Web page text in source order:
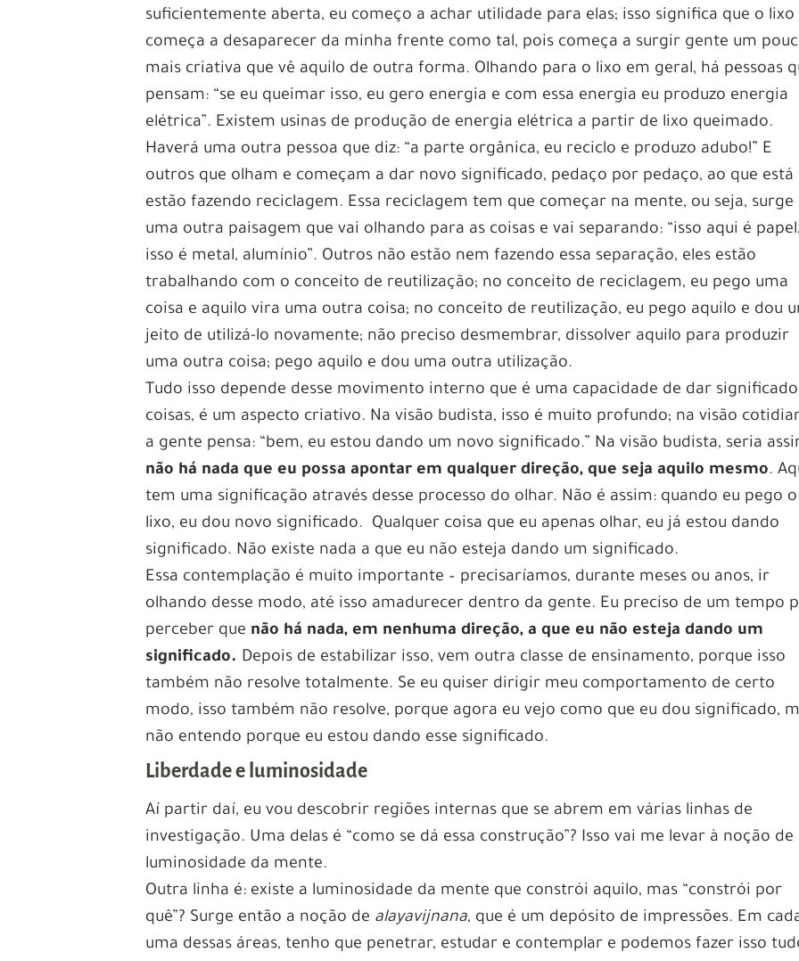
suficientemente aberta, eu começo a achar utilidade para elas; isso significa que o lixo
começa a desaparecer da minha frente como tal, pois começa a surgir gente um
mais criativa que vê aquilo de outra forma. Olhando para o lixo em geral, há pessoas
pensam: “se eu queimar isso, eu gero energia e com essa energia eu produzo energia
elétrica”. Existem usinas de produção de energia elétrica a partir de lixo queimado.
Haverá uma outra pessoa que diz: “a parte orgânica, eu reciclo e produzo adubo!” E
outros que olham e começam a dar novo significado, pedaço por pedaço, ao que está
estão fazendo reciclagem. Essa reciclagem tem que começar na mente, ou seja, surge
uma outra paisagem que vai olhando para as coisas e vai separando: “isso aqui é papel,
isso é metal, alumínio”. Outros não estão nem fazendo essa separação, eles estão
trabalhando com o conceito de reutilização; no conceito de reciclagem, eu pego uma
coisa e aquilo vira uma outra coisa; no conceito de reutilização, eu pego aquilo e dou
jeito de utilizá-lo novamente; não preciso desmembrar, dissolver aquilo para produzir
uma outra coisa; pego aquilo e dou uma outra utilização.
Tudo isso depende desse movimento interno que é uma capacidade de dar
coisas, é um aspecto criativo. Na visão budista, isso é muito profundo; na visão
a gente pensa: “bem, eu estou dando um novo significado.” Na visão budista, seria
não há nada que eu possa apontar em qualquer direção, que seja aquilo mesmo.
tem uma significação através desse processo do olhar. Não é assim: quando eu pego o
lixo, eu dou novo significado. Qualquer coisa que eu apenas olhar, eu já estou dando
significado. Não existe nada a que eu não esteja dando um significado.
Essa contemplação é muito importante – precisaríamos, durante meses ou anos, ir
olhando desse modo, até isso amadurecer dentro da gente. Eu preciso de um tempo
perceber que não há nada, em nenhuma direção, a que eu não esteja dando um
significado. Depois de estabilizar isso, vem outra classe de ensinamento, porque isso
também não resolve totalmente. Se eu quiser dirigir meu comportamento de certo
modo, isso também não resolve, porque agora eu vejo como que eu dou significado,
não entendo porque eu estou dando esse significado.
Liberdade e luminosidade
Aí partir daí, eu vou descobrir regiões internas que se abrem em várias linhas de
investigação. Uma delas é “como se dá essa construção”? Isso vai me levar à noção de
luminosidade da mente.
Outra linha é: existe a luminosidade da mente que constrói aquilo, mas “constrói por
quê”? Surge então a noção de alayavijnana, que é um depósito de impressões. Em
uma dessas áreas, tenho que penetrar, estudar e contemplar e podemos fazer isso